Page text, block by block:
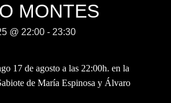
MONTES
@ 22:00 - 23:30
17 de agosto a las 22:00h. en la
de María Espinosa y Álvaro